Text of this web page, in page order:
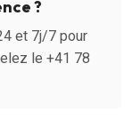
?
et 7j/7 pour
le +41 78